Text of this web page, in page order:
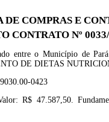
COMPRAS E
CONTRATO Nº
entre o Município de
DE DIETAS
0423
R$ 47.587,50.